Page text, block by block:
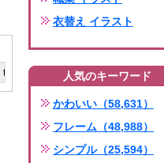
衣替え イラスト
人気のキーワード
かわいい（58,631）
フレーム（48,988）
シンプル（25,594）